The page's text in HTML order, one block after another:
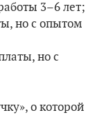
3–6 лет;
но с опытом
но с
о которой